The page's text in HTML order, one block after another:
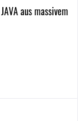
aus massivem